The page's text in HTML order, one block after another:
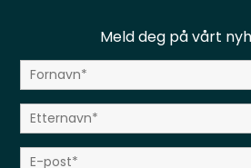
Meld deg på vårt